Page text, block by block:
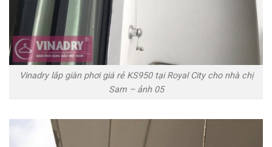
Vinadry lắp giàn phơi giá rẻ KS950 tại Royal City cho nhà chị
Sam – ảnh 05